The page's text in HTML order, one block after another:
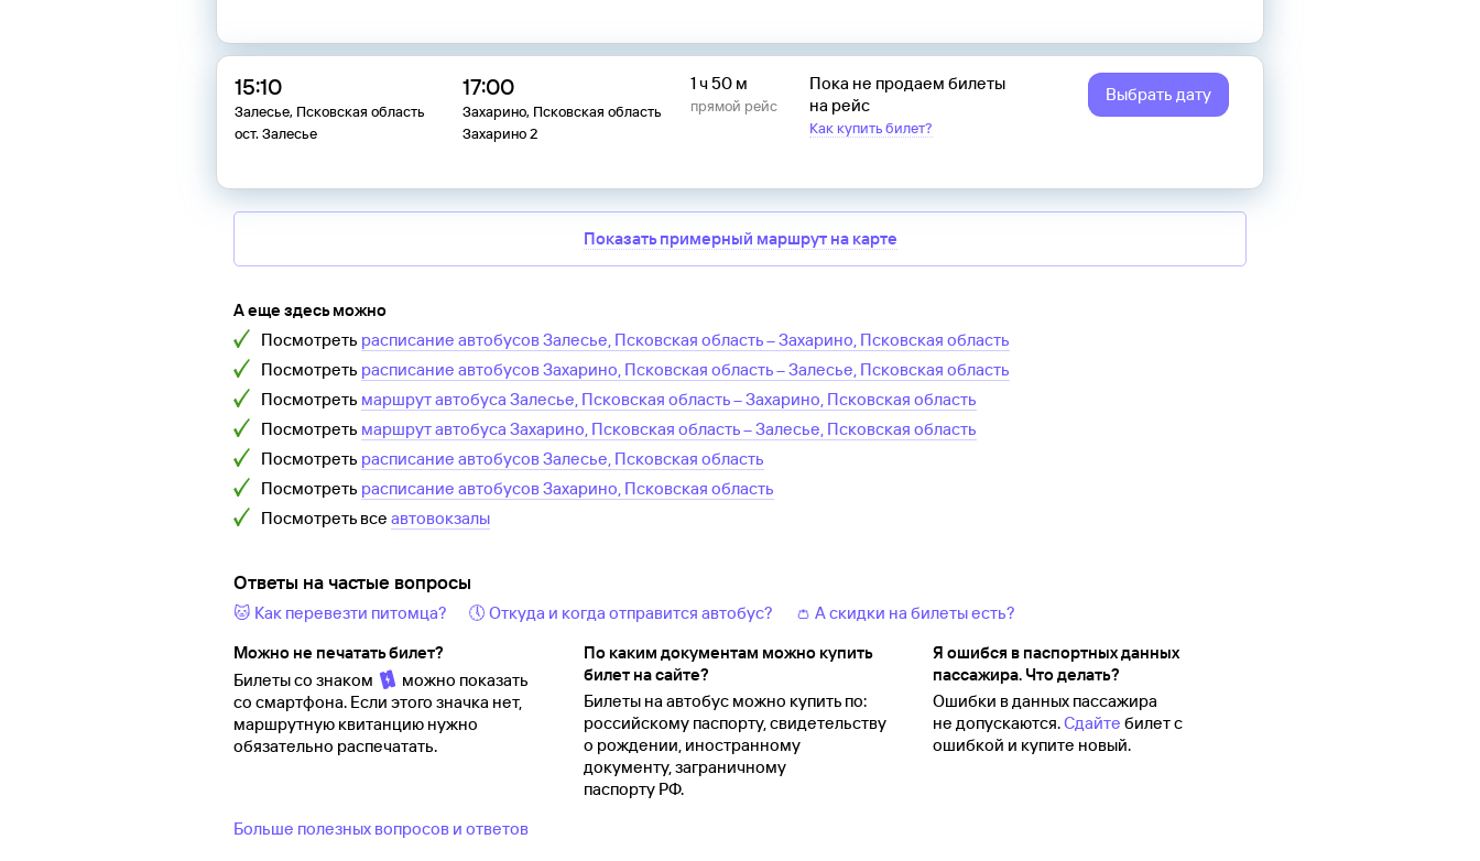
15:10
Залесье, Псковская область
ост. Залесье
17:00
Захарино, Псковская область
Захарино 2
1 ч 50 м
прямой рейс
Пока не продаем билеты
на рейс
Как купить билет?
Выбрать дату
Показать примерный маршрут на карте
А еще здесь можно
Посмотреть расписание автобусовЗалесье, Псковская область–Захарино, Псковская область
Посмотреть расписание автобусовЗахарино, Псковская область–Залесье, Псковская область
Посмотреть маршрут автобуса Залесье, Псковская область–Захарино, Псковская область
Посмотреть маршрут автобуса Захарино, Псковская область–Залесье, Псковская область
Посмотреть расписание автобусовЗалесье, Псковская область
Посмотреть расписание автобусовЗахарино, Псковская область
Посмотреть все автовокзалы
Ответы на частые вопросы
🐱 Как перевезти питомца? 🕔 Откуда и когда отправится автобус?
👛 А скидки на билеты есть?
Можно не печатать билет?
Билеты со знаком
можно показать
со смартфона. Если этого значка нет,
маршрутную квитанцию нужно
обязательно распечатать.
По каким документам можно купить
билет на сайте?
Билеты на автобус можно купить по:
российскому паспорту, свидетельству
о рождении, иностранному
документу, заграничному
паспорту РФ.
Я ошибся в паспортных данных
пассажира. Что делать?
Ошибки в данных пассажира
не допускаются.Сдайте билет с
ошибкой и купите новый.
Больше полезных вопросов и ответов